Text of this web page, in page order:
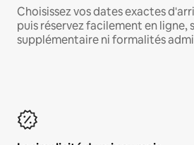
Choisissez vos dates exactes
puis réservez facilement en ligne,
supplémentaire ni formalités